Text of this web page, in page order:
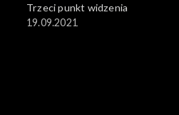
Trzeci punkt widzenia
19.09.2021